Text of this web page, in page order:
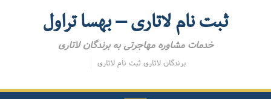
ثبت نام لاتاری – بهسا تراول
خدمات مشاوره مهاجرتی به برندگان لاتاری
برندگان لاتاری ثبت نام لاتاری